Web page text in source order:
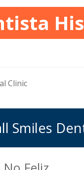
Clinic
Smiles